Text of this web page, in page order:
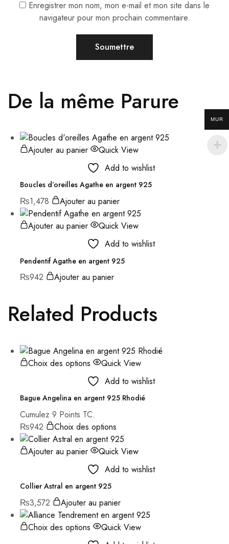
Enregistrer mon nom, mon e-mail et mon site dans le
navigateur pour mon prochain commentaire.
De la même Parure
Ajouter au panier
Quick View
Add to wishlist
Boucles d’oreilles Agathe en argent 925
₨1,478 Ajouter au panier
Ajouter au panier
Quick View
Add to wishlist
Pendentif Agathe en argent 925
₨942 Ajouter au panier
Related Products
Choix des options
Quick View
Add to wishlist
Bague Angelina en argent 925 Rhodié
Cumulez 9 Points TC.
₨942 Choix des options
Ajouter au panier
Quick View
Add to wishlist
Collier Astral en argent 925
₨3,572 Ajouter au panier
Choix des options
Quick View
MUR